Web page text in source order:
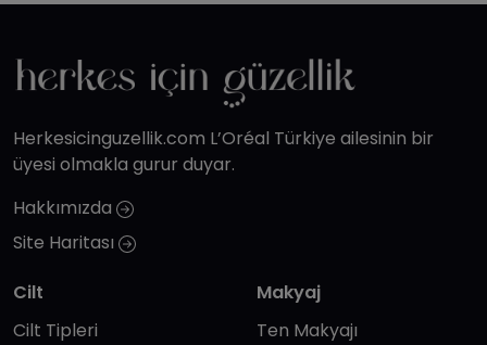
Herkesicinguzellik.com L’Oréal Türkiye ailesinin bir
üyesi olmakla gurur duyar.
Hakkımızda
Site Haritası
Cilt
Cilt Tipleri
Makyaj
Ten Makyajı